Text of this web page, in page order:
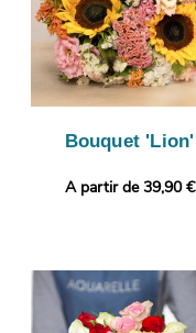
Bouquet 'Lion'
A partir de 39,90 €